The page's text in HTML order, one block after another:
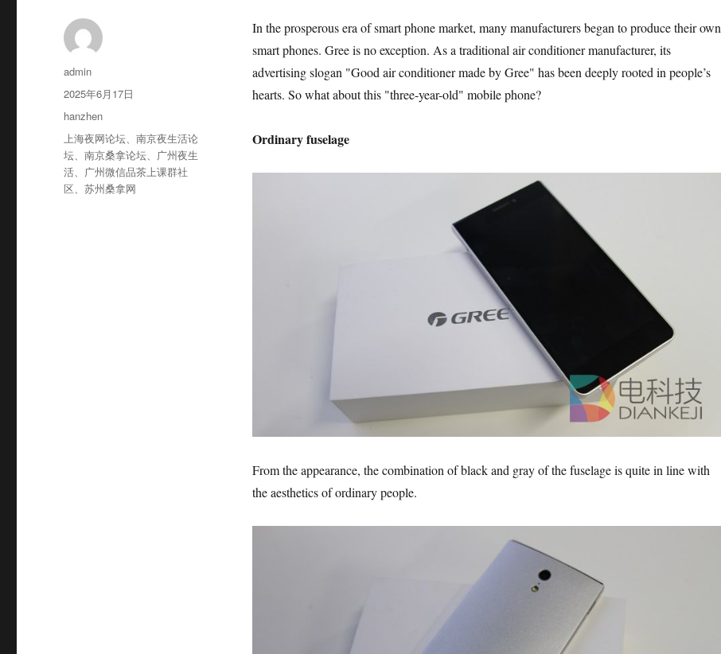
In the prosperous era of smart phone market, many manufacturers began to produce their own
smart phones. Gree is no exception. As a traditional air conditioner manufacturer, its
advertising slogan "Good air conditioner made by Gree" has been deeply rooted in people’s
hearts. So what about this "three-year-old" mobile phone?
Ordinary fuselage
From the appearance, the combination of black and gray of the fuselage is quite in line with
the aesthetics of ordinary people.
作
者
admin
发
布
2025年6月17日
分
类
hanzhen
标
签
上海夜网论坛、南京夜生活论
坛、南京桑拿论坛、 广州夜生
活、 广州微信品茶上课群社
区、苏州桑拿网